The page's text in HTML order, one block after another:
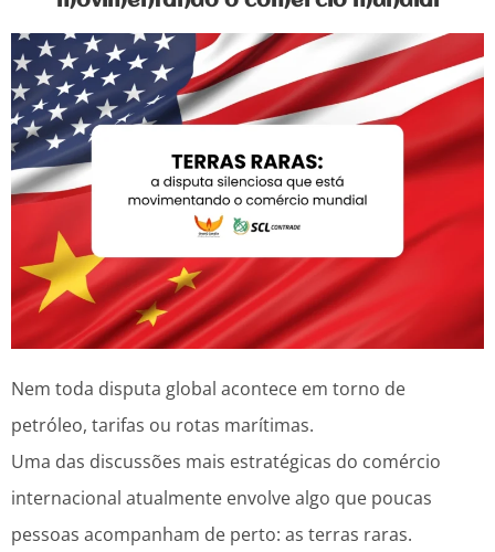
Nem toda disputa global acontece em torno de
petróleo, tarifas ou rotas marítimas.
Uma das discussões mais estratégicas do comércio
internacional atualmente envolve algo que poucas
pessoas acompanham de perto: as terras raras.